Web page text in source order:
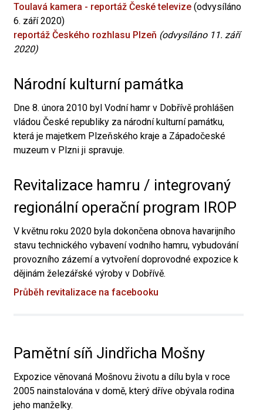
Toulavá kamera - reportáž České televize (odvysíláno
6. září 2020)
reportáž Českého rozhlasu Plzeň (odvysíláno 11. září
2020)
Národní kulturní památka
Dne 8. února 2010 byl Vodní hamr v Dobřívě prohlášen
vládou České republiky za národní kulturní památku,
která je majetkem Plzeňského kraje a Západočeské
muzeum v Plzni ji spravuje.
Revitalizace hamru / integrovaný
regionální operační program IROP
V květnu roku 2020 byla dokončena obnova havarijního
stavu technického vybavení vodního hamru, vybudování
provozního zázemí a vytvoření doprovodné expozice k
dějinám železářské výroby v Dobřívě.
Průběh revitalizace na facebooku
Pamětní síň Jindřicha Mošny
Expozice věnovaná Mošnovu životu a dílu byla v roce
2005 nainstalována v domě, který dříve obývala rodina
jeho manželky.